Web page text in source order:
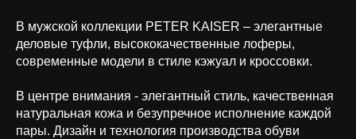
В мужской коллекции PETER KAISER – элегантные
деловые туфли, высококачественные лоферы,
современные модели в стиле кэжуал и кроссовки.
В центре внимания - элегантный стиль, качественная
натуральная кожа и безупречное исполнение каждой
пары. Дизайн и технология производства обуви